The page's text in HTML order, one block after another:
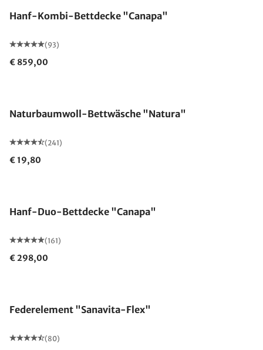
Hanf-Kombi-Bettdecke "Canapa"
(93)
€ 859,00
Naturbaumwoll-Bettwäsche "Natura"
(241)
€ 19,80
Hanf-Duo-Bettdecke "Canapa"
(161)
€ 298,00
Federelement "Sanavita-Flex"
(80)